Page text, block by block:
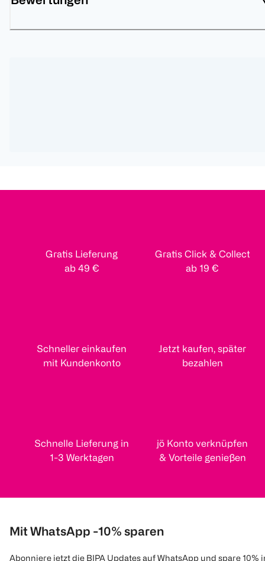
Gratis Lieferung
ab 49 €
Gratis Click & Collect
ab 19 €
Schneller einkaufen
mit Kundenkonto
Jetzt kaufen, später
bezahlen
Schnelle Lieferung in
1-3 Werktagen
jö Konto verknüpfen
& Vorteile genießen
Mit WhatsApp -10% sparen
Abonniere jetzt die BIPA Updates auf WhatsApp und spare 10%